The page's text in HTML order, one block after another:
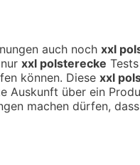
auch noch xxl
xxl polsterecke
können. Diese xxl
Auskunft über ein
machen dürfen,